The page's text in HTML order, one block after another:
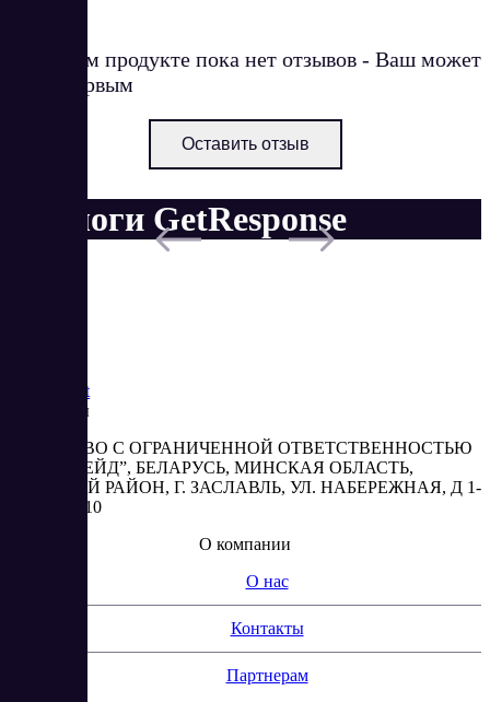
О данном продукте пока нет отзывов - Ваш может
стать первым
Оставить отзыв
Аналоги GetResponse
Market
Реквизиты
ОБЩЕСТВО С ОГРАНИЧЕННОЙ ОТВЕТСТВЕННОСТЬЮ
“АБЕСТРЕЙД”, БЕЛАРУСЬ, МИНСКАЯ ОБЛАСТЬ,
МИНСКИЙ РАЙОН, Г. ЗАСЛАВЛЬ, УЛ. НАБЕРЕЖНАЯ, Д 1-
2, КОМ. 310
О компании
О нас
Контакты
Партнерам